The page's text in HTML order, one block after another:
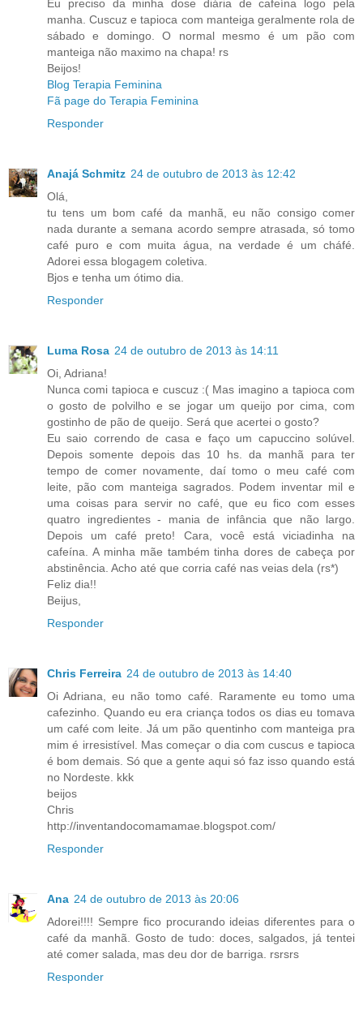
Eu preciso da minha dose diária de cafeína logo pela
manha. Cuscuz e tapioca com manteiga geralmente rola de
sábado e domingo. O normal mesmo é um pão com
manteiga não maximo na chapa! rs
Beijos!
Blog Terapia Feminina
Fã page do Terapia Feminina
Responder
Anajá Schmitz 24 de outubro de 2013 às 12:42
Olá,
tu tens um bom café da manhã, eu não consigo comer
nada durante a semana acordo sempre atrasada, só tomo
café puro e com muita água, na verdade é um cháfé.
Adorei essa blogagem coletiva.
Bjos e tenha um ótimo dia.
Responder
Luma Rosa 24 de outubro de 2013 às 14:11
Oi, Adriana!
Nunca comi tapioca e cuscuz :( Mas imagino a tapioca com
o gosto de polvilho e se jogar um queijo por cima, com
gostinho de pão de queijo. Será que acertei o gosto?
Eu saio correndo de casa e faço um capuccino solúvel.
Depois somente depois das 10 hs. da manhã para ter
tempo de comer novamente, daí tomo o meu café com
leite, pão com manteiga sagrados. Podem inventar mil e
uma coisas para servir no café, que eu fico com esses
quatro ingredientes - mania de infância que não largo.
Depois um café preto! Cara, você está viciadinha na
cafeína. A minha mãe também tinha dores de cabeça por
abstinência. Acho até que corria café nas veias dela (rs*)
Feliz dia!!
Beijus,
Responder
Chris Ferreira 24 de outubro de 2013 às 14:40
Oi Adriana, eu não tomo café. Raramente eu tomo uma
cafezinho. Quando eu era criança todos os dias eu tomava
um café com leite. Já um pão quentinho com manteiga pra
mim é irresistível. Mas começar o dia com cuscus e tapioca
é bom demais. Só que a gente aqui só faz isso quando está
no Nordeste. kkk
beijos
Chris
http://inventandocomamamae.blogspot.com/
Responder
Ana 24 de outubro de 2013 às 20:06
Adorei!!!! Sempre fico procurando ideias diferentes para o
café da manhã. Gosto de tudo: doces, salgados, já tentei
até comer salada, mas deu dor de barriga. rsrsrs
Responder